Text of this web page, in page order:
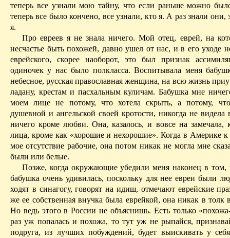
теперь все узнали мою тайну, что если раньше можно
теперь все было кончено, все узнали, кто я. А раз знали они,
я.
Про евреев я не знала ничего. Мой отец, еврей, на
несчастье быть похожей, давно ушел от нас, и в его уходе
еврейского, скорее наоборот, это был признак
одиночек у нас было полкласса. Воспитывала меня
небесное, русская православная женщина, на всю жизнь
ладану, крестам и пасхальным куличам. Бабушка мне
моем лице не потому, что хотела скрыть, а потому,
душевной и ангельской своей кротости, никогда не
ничего кроме любви. Она, казалось, и вовсе на замечала,
лица, кроме как «хорошие и нехорошие». Когда в Америке
мое отсутствие рабочие, она потом никак не могла мне
были или белые.
Позже, когда окружающие убедилименя наконец в том,
бабушка очень удивилась, поскольку для нее евреи были
ходят в синагогу, говорят на идиш, отмечают еврейские
же ее собственная внучка была еврейкой, она никак в толк
Но ведь этого в России не объяснишь. Есть только «
раз уж попалась и похожа, то тут уж не рыпайся,
подруга, из лучших побуждений, будет выискивать у